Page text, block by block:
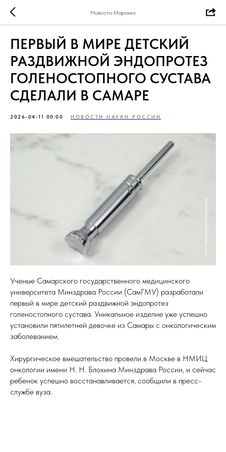
Новости Марокко
ПЕРВЫЙ В МИРЕ ДЕТСКИЙ
РАЗДВИЖНОЙ ЭНДОПРОТЕЗ
ГОЛЕНОСТОПНОГО СУСТАВА
СДЕЛАЛИ В САМАРЕ
2026-04-11 00:00 НОВОСТИ НАУКИ РОССИИ
Ученые Самарского государственного медицинского
университета Минздрава России (СамГМУ) разработали
первый в мире детский раздвижной эндопротез
голеностопного сустава. Уникальное изделие уже успешно
установили пятилетней девочке из Самары с онкологическим
заболеванием.
Хирургическое вмешательство провели в Москве в НМИЦ
онкологии имени Н. Н. Блохина Минздрава России, и сейчас
ребенок успешно восстанавливается, сообщили в пресс-
службе вуза.